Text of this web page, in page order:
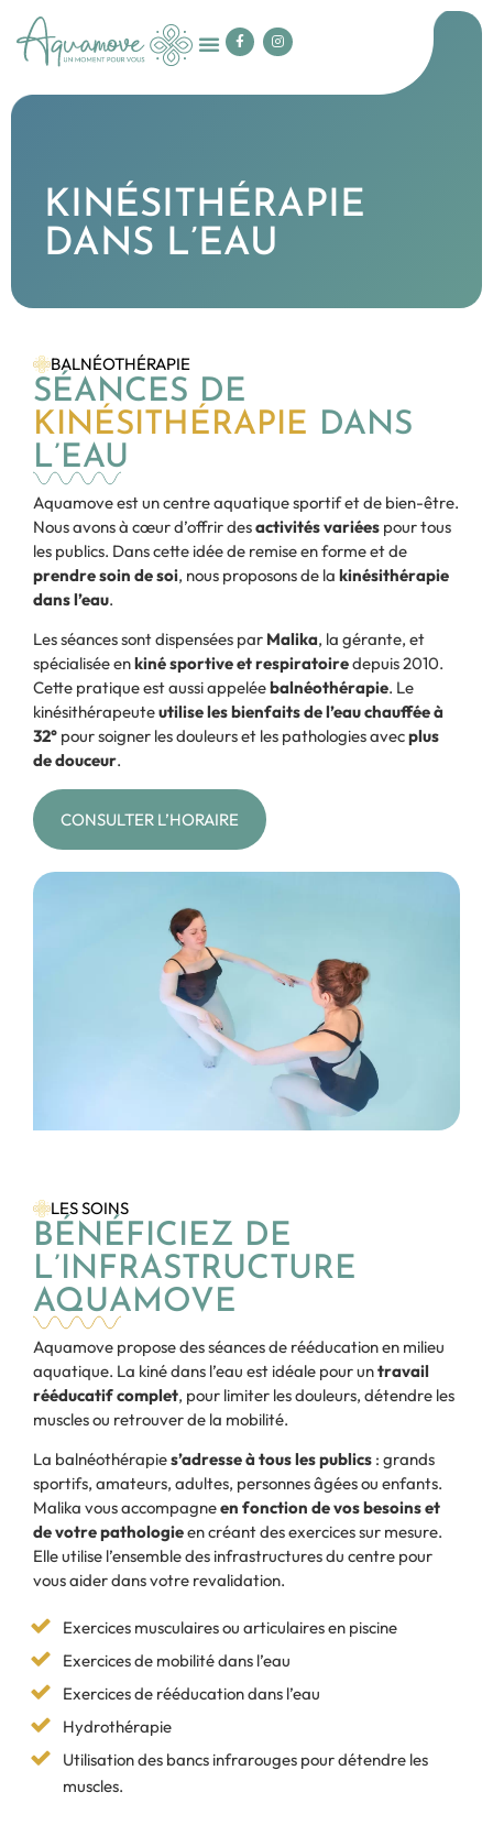
KINÉSITHÉRAPIE
DANS L’EAU
BALNÉOTHÉRAPIE
SÉANCES DE
KINÉSITHÉRAPIE DANS
L’EAU
Aquamove est un centre aquatique sportif et de bien-être.
Nous avons à cœur d’offrir desactivités variées pour tous
les publics. Dans cette idée de remise en forme et de
prendre soin de soi, nous proposons de la kinésithérapie
dans l’eau.
Les séances sont dispensées par Malika, la gérante, et
spécialisée enkiné sportive et respiratoiredepuis 2010.
Cette pratique est aussi appeléebalnéothérapie. Le
kinésithérapeuteutilise les bienfaits de l’eau chauffée à
32° pour soigner les douleurs et les pathologies avecplus
de douceur.
CONSULTER L’HORAIRE
LES SOINS
BÉNÉFICIEZ DE
L’INFRASTRUCTURE
AQUAMOVE
Aquamove propose des séances de rééducation en milieu
aquatique. La kiné dans l’eau est idéale pour untravail
rééducatif complet, pour limiter les douleurs, détendre les
muscles ou retrouver de la mobilité.
La balnéothérapies’adresse à tous les publics : grands
sportifs, amateurs, adultes, personnes âgées ou enfants.
Malika vous accompagneen fonction de vos besoins et
de votre pathologieen créant des exercices sur mesure.
Elle utilise l’ensemble des infrastructures du centre pour
vous aider dans votre revalidation.
Exercices musculaires ou articulaires en piscine
Exercices de mobilité dans l’eau
Exercices de rééducation dans l’eau
Hydrothérapie
Utilisation des bancs infrarouges pour détendre les
muscles.